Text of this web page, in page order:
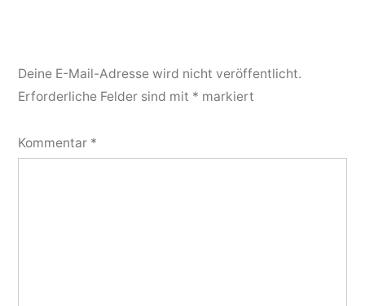
Deine E-Mail-Adresse wird nicht veröffentlicht.
Erforderliche Felder sind mit * markiert
Kommentar *